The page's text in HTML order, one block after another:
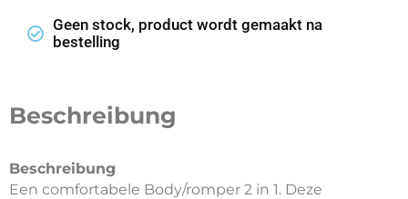
Geen stock, product wordt gemaakt na
bestelling
Beschreibung
Beschreibung
Een comfortabele Body/romper 2 in 1. Deze